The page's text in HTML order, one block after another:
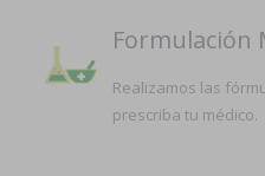
Formulación
Realizamos las
prescriba tu médico.